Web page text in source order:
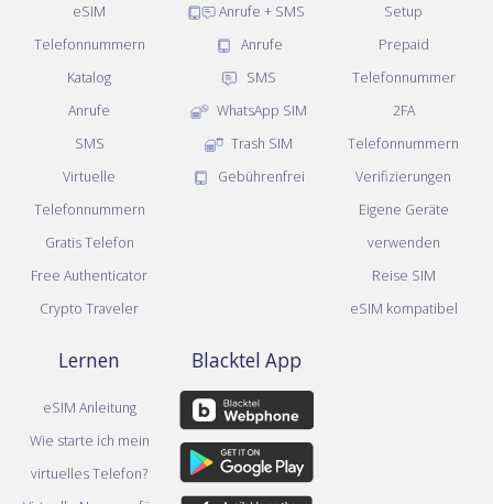
eSIM
Telefonnummern
Katalog
Anrufe
SMS
Virtuelle
Telefonnummern
Gratis Telefon
Free Authenticator
Crypto Traveler
Anrufe + SMS
Anrufe
SMS
WhatsApp SIM
Trash SIM
Gebührenfrei
Setup
Prepaid
Telefonnummer
2FA
Telefonnummern
Verifizierungen
Eigene Geräte
verwenden
Reise SIM
eSIM kompatibel
Lernen
eSIM Anleitung
Wie starte ich mein
virtuelles Telefon?
Blacktel App